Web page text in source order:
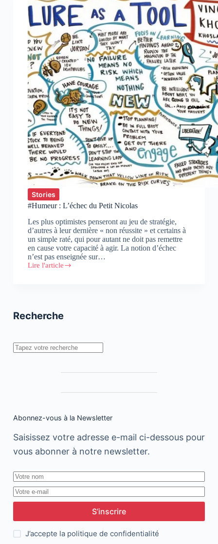
18
years
experience
Stories
#Humeur : L’échec du Petit Nicolas
Les plus optimistes penseront au jeu de stratégie,
d’autres à leur dernière « non réussite » et certains à
un simple raté, qui pour autant ne doit pas remettre
en cause votre capacité à agir. La notion d’échec
n’est pas enseignée sur…
Lire l'article
#Humeur
Recherche
Rechercher
Abonnez-vous à la Newsletter
Saisissez votre adresse e-mail ci-dessous pour
vous abonner à notre newsletter.
S’inscrire
J’accepte la politique de confidentialité